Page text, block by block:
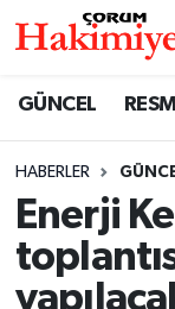
GÜNCEL
HABERLER
Enerji
SAĞLIK
ASAYİŞ
Nöbetçi
Çorum
Trafik